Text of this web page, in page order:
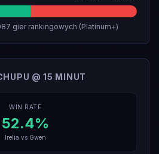
gier rankingowych (Platinum+)
@ 15 MINUT
WIN RATE
52.4%
Irelia vs Gwen